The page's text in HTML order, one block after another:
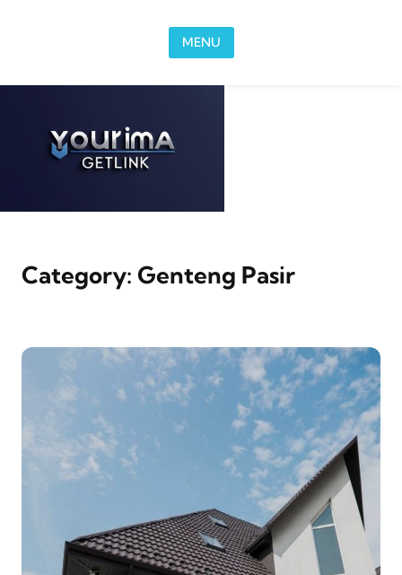
MENU
Category: Genteng Pasir